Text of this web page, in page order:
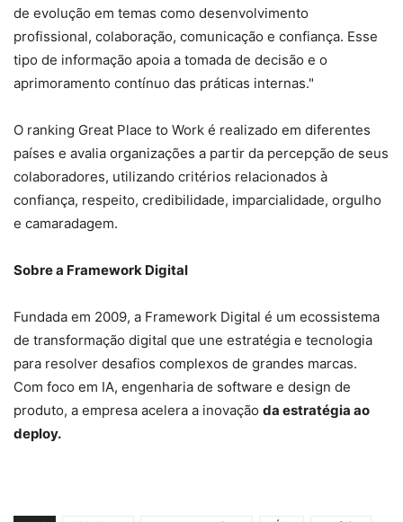
de evolução em temas como desenvolvimento
profissional, colaboração, comunicação e confiança. Esse
tipo de informação apoia a tomada de decisão e o
aprimoramento contínuo das práticas internas."
O ranking Great Place to Work é realizado em diferentes
países e avalia organizações a partir da percepção de seus
colaboradores, utilizando critérios relacionados à
confiança, respeito, credibilidade, imparcialidade, orgulho
e camaradagem.
Sobre a Framework Digital
Fundada em 2009, a Framework Digital é um ecossistema
de transformação digital que une estratégia e tecnologia
para resolver desafios complexos de grandes marcas.
Com foco em IA, engenharia de software e design de
produto, a empresa acelera a inovação da estratégia ao
deploy.